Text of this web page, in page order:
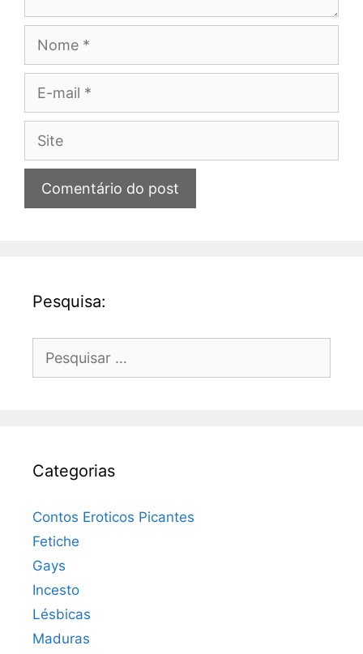
Site
Pesquisa:
por:
Categorias
Contos Eroticos Picantes
Fetiche
Gays
Incesto
Lésbicas
Maduras